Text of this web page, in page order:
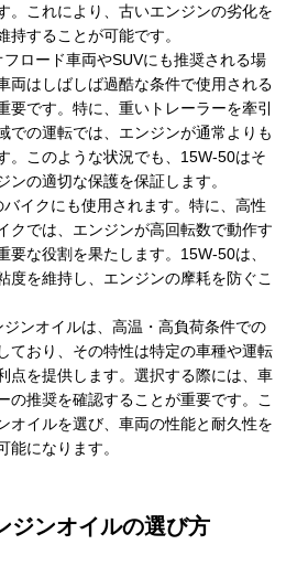
。これにより、古いエンジンの劣化を
持することが可能です。
ロード車両やSUVにも推奨される場
両はしばしば過酷な条件で使用される
要です。特に、重いトレーラーを牽引
での運転では、エンジンが通常よりも
。このような状況でも、15W-50はそ
ンの適切な保護を保証します。
イクにも使用されます。特に、高性
クでは、エンジンが高回転数で動作す
要な役割を果たします。15W-50は、
度を維持し、エンジンの摩耗を防ぐこ
ンオイルは、高温・高負荷条件での
ており、その特性は特定の車種や運転
点を提供します。選択する際には、車
の推奨を確認することが重要です。こ
オイルを選び、車両の性能と耐久性を
能になります。
ジンオイルの選び方